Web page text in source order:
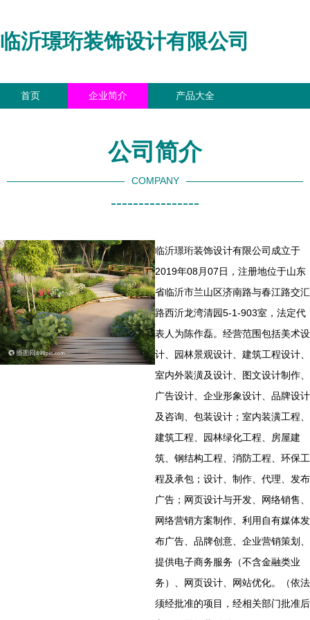
临沂璟珩装饰设计有限公司
首页 企业简介 产品大全
公司简介
COMPANY
----------------
临沂璟珩装饰设计有限公司成立于
2019年08月07日，注册地位于山东
省临沂市兰山区济南路与春江路交汇
路西沂龙湾清园5-1-903室，法定代
表人为陈作磊。经营范围包括美术设
计、园林景观设计、建筑工程设计、
室内外装潢及设计、图文设计制作、
广告设计、企业形象设计、品牌设计
及咨询、包装设计；室内装潢工程、
建筑工程、园林绿化工程、房屋建
筑、钢结构工程、消防工程、环保工
程及承包；设计、制作、代理、发布
广告；网页设计与开发、网络销售、
网络营销方案制作、利用自有媒体发
布广告、品牌创意、企业营销策划、
提供电子商务服务（不含金融类业
务）、网页设计、网站优化。（依法
须经批准的项目，经相关部门批准后